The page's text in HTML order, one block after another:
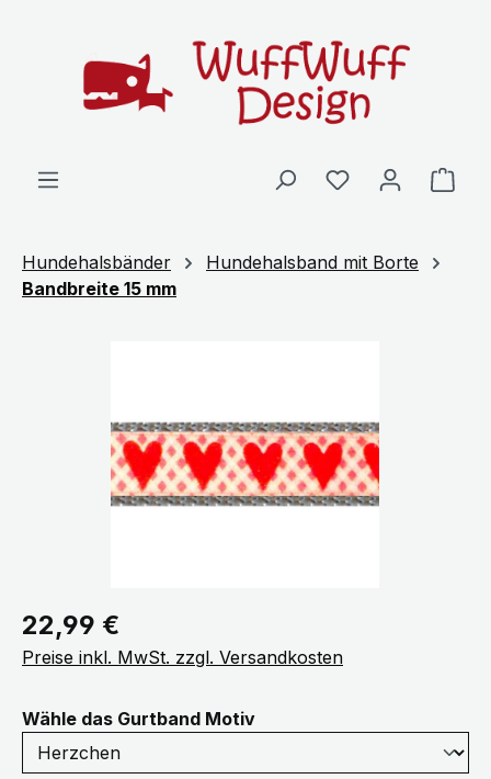
Hundehalsbänder
Hundehalsband mit Borte
Bandbreite 15 mm
Regulärer Preis:
22,99 €
Preise inkl. MwSt. zzgl. Versandkosten
Wähle das Gurtband Motivauswählen